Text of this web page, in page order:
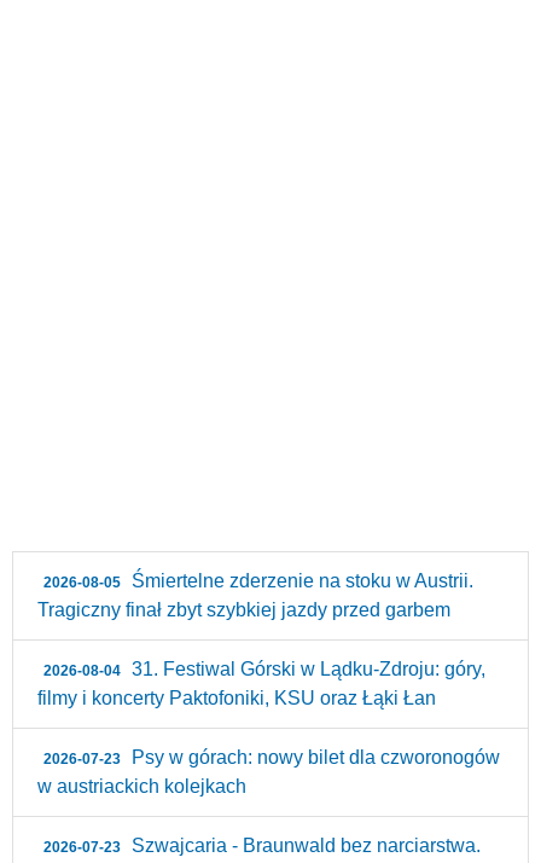
2026-08-05
Śmiertelne zderzenie na stoku w Austrii.
Tragiczny finał zbyt szybkiej jazdy przed garbem
2026-08-04
31. Festiwal Górski w Lądku-Zdroju: góry,
filmy i koncerty Paktofoniki, KSU oraz Łąki Łan
2026-07-23
Psy w górach: nowy bilet dla czworonogów
w austriackich kolejkach
2026-07-23
Szwajcaria - Braunwald bez narciarstwa.